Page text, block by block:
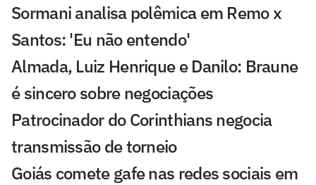
Sormani analisa polêmica em Remo x
Santos: 'Eu não entendo'
Almada, Luiz Henrique e Danilo: Braune
é sincero sobre negociações
Patrocinador do Corinthians negocia
transmissão de torneio
Goiás comete gafe nas redes sociais em